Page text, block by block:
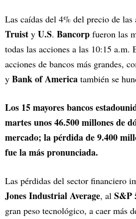
Las caídas del 4% del precio de las
Truist y U.S. Bancorp fueron las
todas las acciones a las 10:15 a.m.
acciones de bancos más grandes,
y Bank of America también se
Los 15 mayores bancos
martes unos 46.500 millones de
mercado; la pérdida de 9.400
fue la más pronunciada.
Las pérdidas del sector financiero
Jones Industrial Average, al S&P
gran peso tecnológico, a caer más